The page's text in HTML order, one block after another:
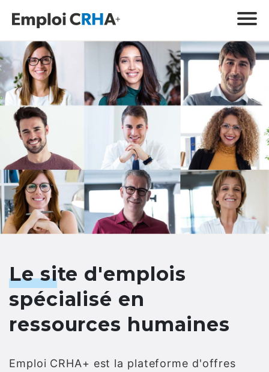
Le site d'emplois
spécialisé en
ressources humaines
Emploi CRHA+ est la plateforme d'offres